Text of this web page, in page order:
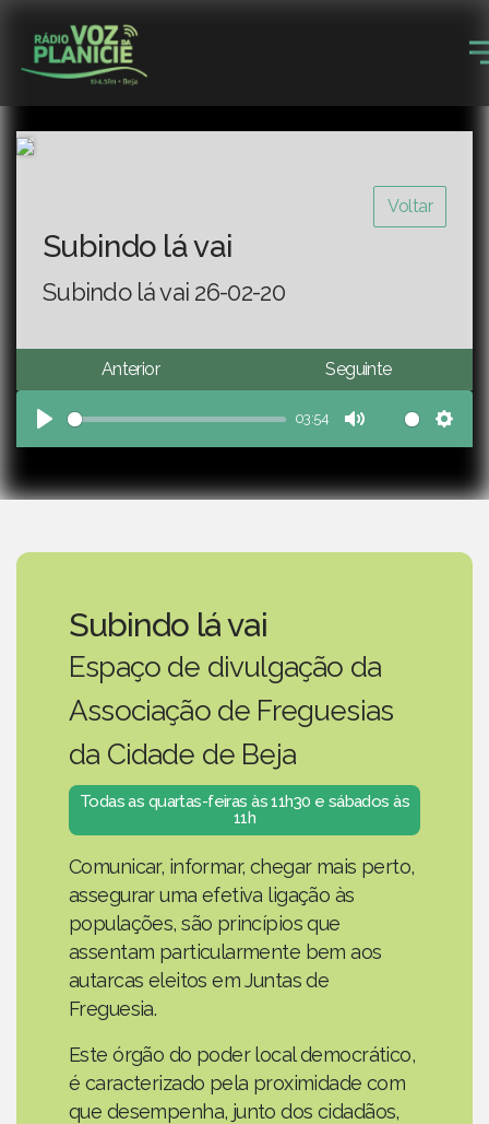
Voltar
Subindo lá vai
Subindo lá vai 26-02-20
Anterior Seguinte
Play
03:54
Mute
Subindo lá vai
Espaço de divulgação da
Associação de Freguesias
da Cidade de Beja
Todas as quartas-feiras às 11h30 e sábados às
11h
Comunicar, informar, chegar mais perto,
assegurar uma efetiva ligação às
populações, são princípios que
assentam particularmente bem aos
autarcas eleitos em Juntas de
Freguesia.
Este órgão do poder local democrático,
é caracterizado pela proximidade com
que desempenha, junto dos cidadãos,